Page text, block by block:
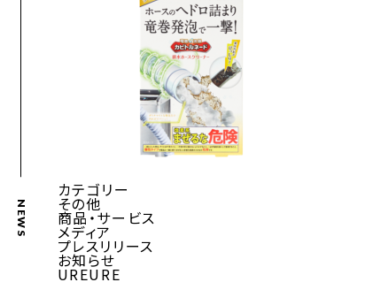
NEWS
カテゴリー
その他
商品・サービス
メディア
プレスリリース
お知らせ
UREURE